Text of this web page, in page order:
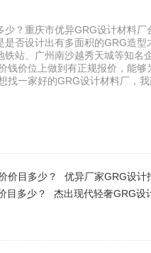
？重庆市优异GRG设计材料厂
否设计出有多面积的GRG造型
站、广州南沙越秀天城等知名
钱价位上做到有正规报价，能
找一家好的GRG设计材料厂，
价目多少？ 优异厂家GRG设计
目多少？
杰出现代轻奢GRG设